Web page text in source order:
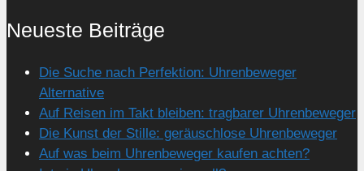
Neueste Beiträge
Die Suche nach Perfektion: Uhrenbeweger
Alternative
Auf Reisen im Takt bleiben: tragbarer Uhrenbeweger
Die Kunst der Stille: geräuschlose Uhrenbeweger
Auf was beim Uhrenbeweger kaufen achten?